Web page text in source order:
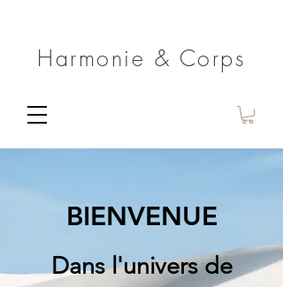
Harmonie & Corps
BIENVENUE
Dans l'univers de